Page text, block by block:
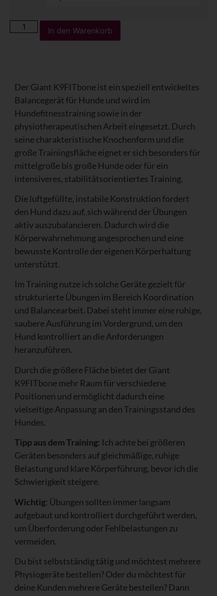
In den Warenkorb
Der Giant K9FITbone ist ein speziell entwickeltes
Balancegerät für Hunde und wird im
Hundefitnesstraining sowie in der
physiotherapeutischen Arbeit eingesetzt. Durch
seine charakteristische Knochenform und die
große Trainingsfläche eignet er sich besonders für
mittelgroße bis große Hunde oder für ein
intensiveres, stabilitätsorientiertes Training.
Die luftgefüllte, instabile Konstruktion fordert
den Hund dazu auf, sich während der Übungen
aktiv auszubalancieren. Dadurch wird die
Körperwahrnehmung angesprochen und eine
bewusste Kontrolle der eigenen Körperhaltung
unterstützt.
Im Training nutze ich solche Geräte gezielt für
strukturierte Übungen im Bereich Koordination
und Balancearbeit. Dabei steht immer eine ruhige,
saubere Ausführung im Vordergrund, um den
Hund kontrolliert an die Anforderungen
heranzuführen.
Durch die größere Fläche bietet der Giant
K9FITbone mehr Raum für verschiedene
Positionen und ermöglicht dadurch eine
vielseitige Anpassung an den Trainingsstand des
Hundes.
Tipp aus dem Training: Ich achte bei größeren
Geräten besonders auf gleichmäßige, ruhige
Belastung und klare Körperführung, bevor ich die
Schwierigkeit steigere.
Wichtig: Übungen sollten immer langsam
aufgebaut und kontrolliert durchgeführt werden,
um Überforderung oder Fehlbelastungen zu
vermeiden.
Du bist selbstständig tätig und möchtest mehrere
Physiogeräte bestellen? Oder du möchtest für
deine Kunden mehrere Geräte bestellen? Dann